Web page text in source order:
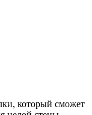
который сможет